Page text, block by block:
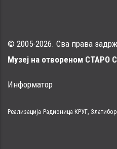
© 2005-2026. Сва права
Музеј на отвореном СТАРО
Информатор
Реализација Радионица КРУГ, Златибор